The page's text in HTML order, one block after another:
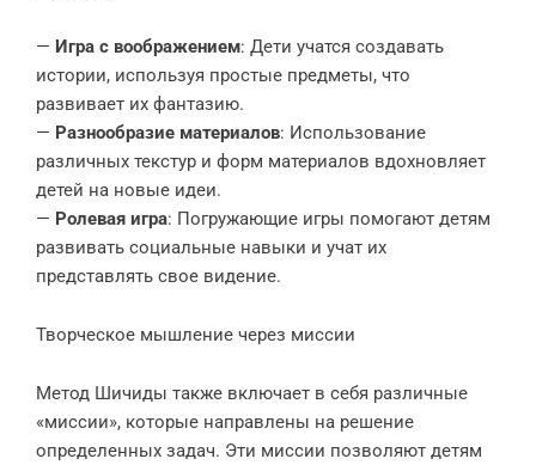
— Игра с воображением: Дети учатся создавать
истории, используя простые предметы, что
развивает их фантазию.
— Разнообразие материалов: Использование
различных текстур и форм материалов вдохновляет
детей на новые идеи.
— Ролевая игра: Погружающие игры помогают детям
развивать социальные навыки и учат их
представлять свое видение.
Творческое мышление через миссии
Метод Шичиды также включает в себя различные
«миссии», которые направлены на решение
определенных задач. Эти миссии позволяют детям